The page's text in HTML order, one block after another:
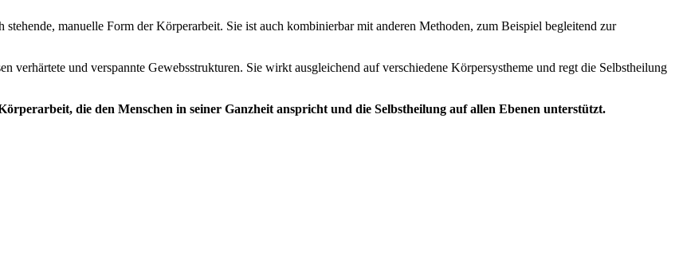
manuelle Form der Körperarbeit. Sie ist auch kombinierbar mit anderen Methoden, zum Beispiel begleitend zur
verhärtete und verspannte Gewebsstrukturen. Sie wirkt ausgleichend auf verschiedene Körpersystheme und regt die Selbstheilung
die den Menschen in seiner Ganzheit anspricht und die Selbstheilung auf allen Ebenen unterstützt.